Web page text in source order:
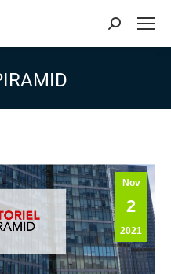
Search:
Nov
2
2021